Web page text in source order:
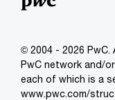
© 2004 - 2026
PwC network and/
each of which is a
www.pwc.com/